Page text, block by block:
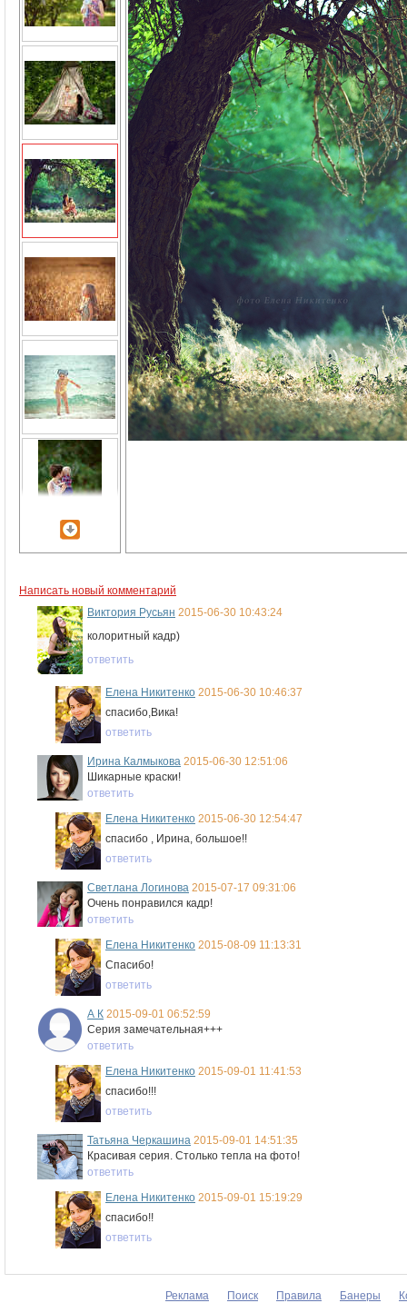
Написать новый комментарий
Виктория Русьян 2015-06-30 10:43:24
колоритный кадр)
ответить
Елена Никитенко 2015-06-30 10:46:37
спасибо,Вика!
ответить
Ирина Калмыкова 2015-06-30 12:51:06
Шикарные краски!
ответить
Елена Никитенко 2015-06-30 12:54:47
спасибо , Ирина, большое!!
ответить
Светлана Логинова 2015-07-17 09:31:06
Очень понравился кадр!
ответить
Елена Никитенко 2015-08-09 11:13:31
Спасибо!
ответить
А К 2015-09-01 06:52:59
Серия замечательная+++
ответить
Елена Никитенко 2015-09-01 11:41:53
спасибо!!!
ответить
Татьяна Черкашина 2015-09-01 14:51:35
Красивая серия. Столько тепла на фото!
ответить
Елена Никитенко 2015-09-01 15:19:29
спасибо!!
ответить
Реклама Поиск Правила Банеры